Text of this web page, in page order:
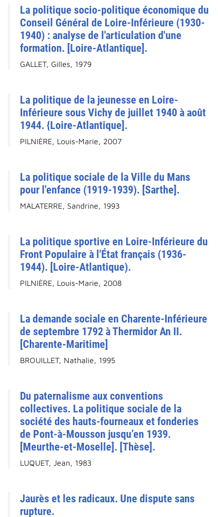
La politique socio-politique économique du
Conseil Général de Loire-Inférieure (1930-
1940) : analyse de l'articulation d'une
formation. [Loire-Atlantique].
GALLET, Gilles, 1979
La politique de la jeunesse en Loire-
Inférieure sous Vichy de juillet 1940 à août
1944. {Loire-Atlantique].
PILNIÈRE, Louis-Marie, 2007
La politique sociale de la Ville du Mans
pour l'enfance (1919-1939). [Sarthe].
MALATERRE, Sandrine, 1993
La politique sportive en Loire-Inférieure du
Front Populaire à l'État français (1936-
1944). [Loire-Atlantique).
PILNIÈRE, Louis-Marie, 2008
La demande sociale en Charente-Inférieure
de septembre 1792 à Thermidor An II.
[Charente-Maritime]
BROUILLET, Nathalie, 1995
Du paternalisme aux conventions
collectives. La politique sociale de la
société des hauts-fourneaux et fonderies
de Pont-à-Mousson jusqu’en 1939.
[Meurthe-et-Moselle]. [Thèse].
LUQUET, Jean, 1983
Jaurès et les radicaux. Une dispute sans
rupture.